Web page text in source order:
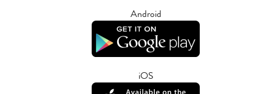
Android
iOS